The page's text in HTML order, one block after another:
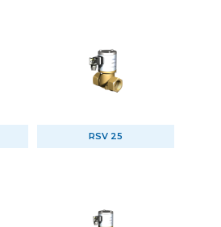
RSV 25